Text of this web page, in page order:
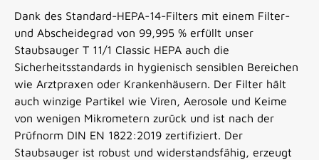
Dank des Standard-HEPA-14-Filters mit einem Filter-
und Abscheidegrad von 99,995 % erfüllt unser
Staubsauger T 11/1 Classic HEPA auch die
Sicherheitsstandards in hygienisch sensiblen Bereichen
wie Arztpraxen oder Krankenhäusern. Der Filter hält
auch winzige Partikel wie Viren, Aerosole und Keime
von wenigen Mikrometern zurück und ist nach der
Prüfnorm DIN EN 1822:2019 zertifiziert. Der
Staubsauger ist robust und widerstandsfähig, erzeugt